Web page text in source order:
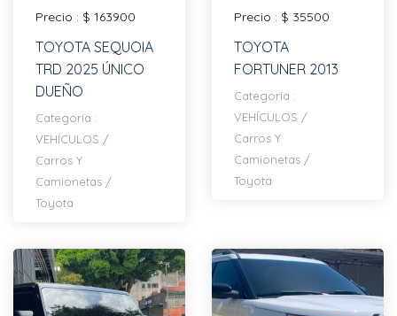
Precio : $ 163900
TOYOTA SEQUOIA
TRD 2025 ÚNICO
DUEÑO
Categoría :
VEHÍCULOS /
Carros Y
Camionetas /
Toyota
Precio : $ 35500
TOYOTA
FORTUNER 2013
Categoría :
VEHÍCULOS /
Carros Y
Camionetas /
Toyota